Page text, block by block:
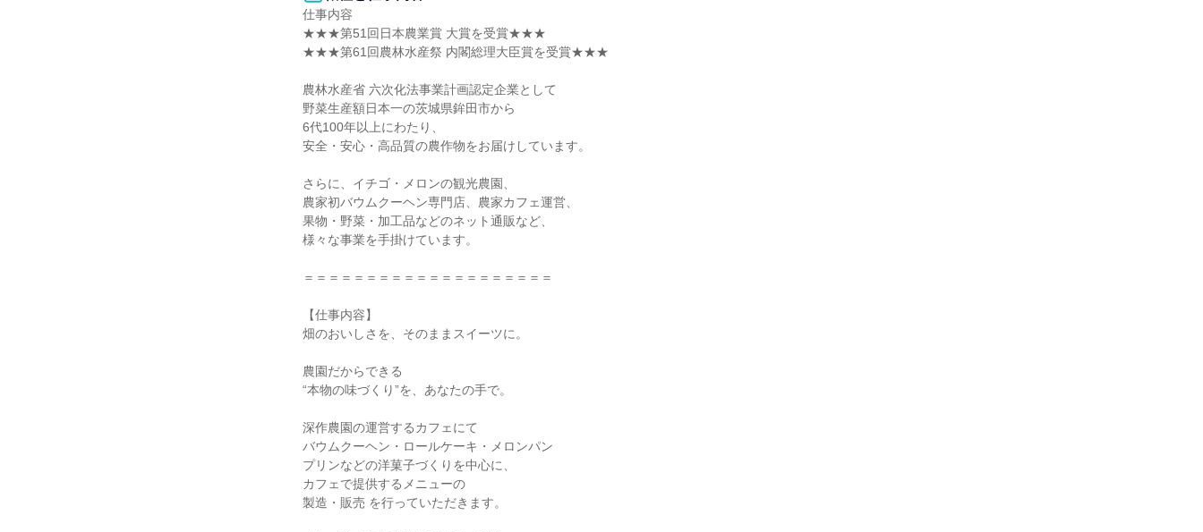
仕事内容
★★★第51回日本農業賞 大賞を受賞★★★
★★★第61回農林水産祭 内閣総理大臣賞を受賞★★★
農林水産省 六次化法事業計画認定企業として
野菜生産額日本一の茨城県鉾田市から
6代100年以上にわたり、
安全・安心・高品質の農作物をお届けしています。
さらに、イチゴ・メロンの観光農園、
農家初バウムクーヘン専門店、農家カフェ運営、
果物・野菜・加工品などのネット通販など、
様々な事業を手掛けています。
＝＝＝＝＝＝＝＝＝＝＝＝＝＝＝＝＝＝＝＝
【仕事内容】
畑のおいしさを、そのままスイーツに。
農園だからできる
“本物の味づくり”を、あなたの手で。
深作農園の運営するカフェにて
バウムクーヘン・ロールケーキ・メロンパン
プリンなどの洋菓子づくりを中心に、
カフェで提供するメニューの
製造・販売 を行っていただきます。